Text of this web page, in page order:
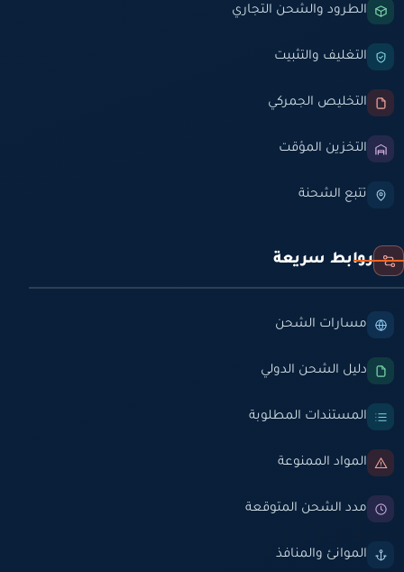
الطرود والشحن التجاري
التغليف والتثبيت
التخليص الجمركي
التخزين المؤقت
تتبع الشحنة
روابط سريعة
مسارات الشحن
دليل الشحن الدولي
المستندات المطلوبة
المواد الممنوعة
مدد الشحن المتوقعة
الموانئ والمنافذ